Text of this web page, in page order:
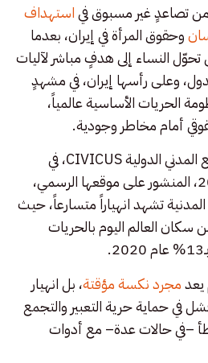
تصاعدٍ غير مسبوق فياستهداف
وحقوق المرأة في إيران، بعدما
النساء إلى هدفٍ مباشر لآليات
وعلى رأسها إيران، في مشهدٍ
الحريات الأساسية عالمياً،
أمام مخاطر وجودية.
وأوضحت منظمة المجتمع المدني الدولية CIVICUS، في
تقريرها السنوي لعام 2025، المنشور على موقعها الرسمي،
المدنية تشهد انهياراً متسارعاً، حيث
فقط من سكان العالم اليوم بالحريات
يعدمجرد نكسة مؤقتة، بل انهيار
في حماية حرية التعبير والتجمع
–في حالات عدة– مع أدوات